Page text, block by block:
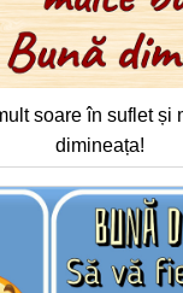
soare în suflet și
dimineața!